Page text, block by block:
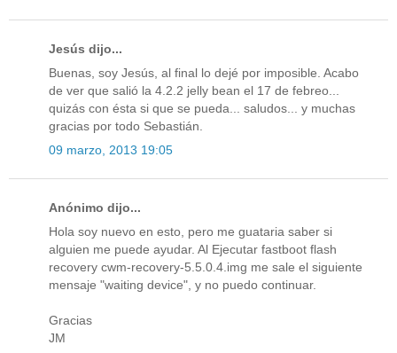
Jesús dijo...
Buenas, soy Jesús, al final lo dejé por imposible. Acabo
de ver que salió la 4.2.2 jelly bean el 17 de febreo...
quizás con ésta si que se pueda... saludos... y muchas
gracias por todo Sebastián.
09 marzo, 2013 19:05
Anónimo dijo...
Hola soy nuevo en esto, pero me guataria saber si
alguien me puede ayudar. Al Ejecutar fastboot flash
recovery cwm-recovery-5.5.0.4.img me sale el siguiente
mensaje "waiting device", y no puedo continuar.
Gracias
JM